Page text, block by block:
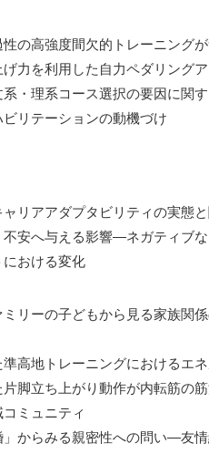
の高強度間欠的トレーニング
力を利用した自力ペダリング
・理系コース選択の要因に関
リテーションの動機づけ
リアアダプタビリティの実態
不安へ与える影響―ネガティブ
おける変化
リーの子どもから見る家族関
高地トレーニングにおけるエ
脚立ち上がり動作が内転筋の
ミュニティ
」からみる親密性への問い―友